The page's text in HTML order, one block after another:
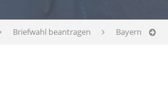
Briefwahl beantragen Bayern